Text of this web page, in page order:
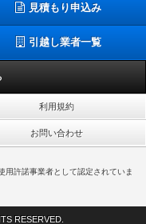
見積もり申込み
引越し業者一覧
利用規約
お問い合わせ
用許諾事業者として認定されていま
RESERVED.